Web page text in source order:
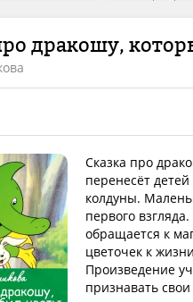
дракошу,
Сказка про
перенесёт
колдуны.
первого
обращается к
цветочек к
Произведение
признавать